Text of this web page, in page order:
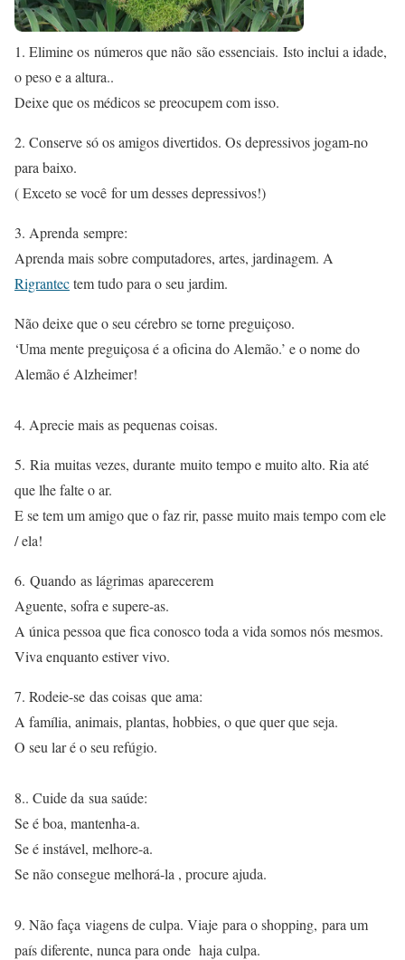
1. Elimine os números que não são essenciais. Isto inclui a idade,
o peso e a altura..
Deixe que os médicos se preocupem com isso.
2. Conserve só os amigos divertidos. Os depressivos jogam-no
para baixo.
( Exceto se você for um desses depressivos!)
3. Aprenda sempre:
Aprenda mais sobre computadores, artes, jardinagem. A
Rigrantectem tudo para o seu jardim.
Não deixe que o seu cérebro se torne preguiçoso.
‘Uma mente preguiçosa é a oficina do Alemão.’ e o nome do
Alemão é Alzheimer!
4. Aprecie mais as pequenas coisas.
5. Ria muitas vezes, durante muito tempo e muito alto. Ria até
que lhe falte o ar.
E se tem um amigo que o faz rir, passe muito mais tempo com ele
/ ela!
6. Quando as lágrimas aparecerem
Aguente, sofra e supere-as.
A única pessoa que fica conosco toda a vida somos nós mesmos.
Viva enquanto estiver vivo.
7. Rodeie-se das coisas que ama:
A família, animais, plantas, hobbies, o que quer que seja.
O seu lar é o seu refúgio.
8.. Cuide da sua saúde:
Se é boa, mantenha-a.
Se é instável, melhore-a.
Se não consegue melhorá-la , procure ajuda.
9. Não faça viagens de culpa. Viaje para o shopping, para um
país diferente, nunca para onde haja culpa.